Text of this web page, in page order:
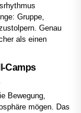
Gruppe,
Genau
als einen
Camps
Bewegung,
mögen. Das